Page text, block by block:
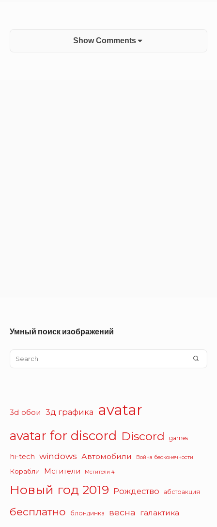
Show Comments
Умный поиск изображений
Search
for:
3d обои 3д графика avatar
avatar for discord Discord games
hi-tech windows Автомобили Война бесконечности
Корабли Мстители Мстители 4
Новый год 2019 Рождество абстракция
бесплатно блондинка весна галактика